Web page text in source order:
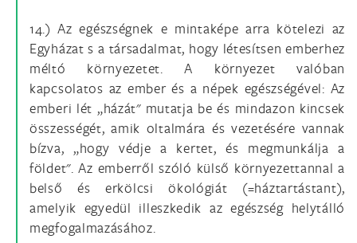
14.) Az egészségnek e mintaképe arra kötelezi az
Egyházat s a társadalmat, hogy létesítsen emberhez
méltó környezetet. A környezet valóban
kapcsolatos az ember és a népek egészségével: Az
emberi lét „házát" mutatja be és mindazon kincsek
összességét, amik oltalmára és vezetésére vannak
bízva, „hogy védje a kertet, és megmunkálja a
földet". Az emberről szóló külső környezettannal a
belső és erkölcsi ökológiát (=háztartástant),
amelyik egyedül illeszkedik az egészség helytálló
megfogalmazásához.